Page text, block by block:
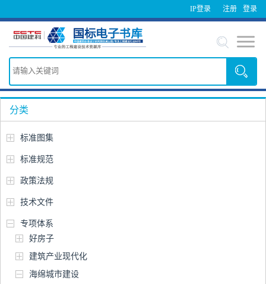
IP登录 登录
注册
分类
标准图集
标准规范
政策法规
技术文件
专项体系
好房子
建筑产业现代化
海绵城市建设